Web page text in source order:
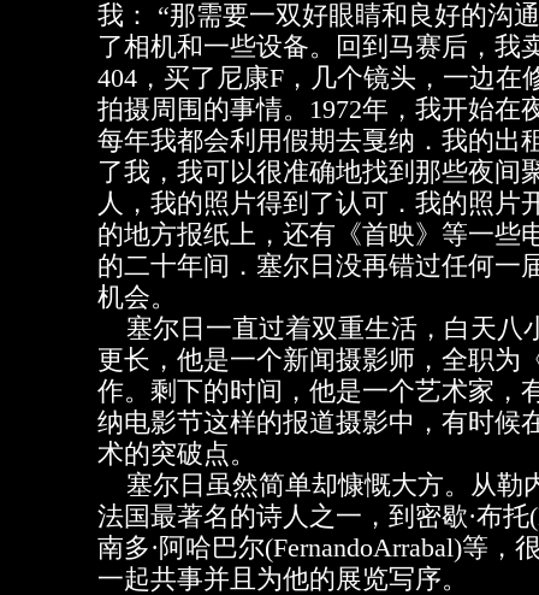
我： “那需要一双好眼睛和良好的沟
了相机和一些设备。回到马赛后，我
404，买了尼康F，几个镜头，一边在
拍摄周围的事情。1972年，我开始在
每年我都会利用假期去戛纳．我的出
了我，我可以很准确地找到那些夜间
人，我的照片得到了认可．我的照片
的地方报纸上，还有《首映》等一些
的二十年间．塞尔日没再错过任何一
机会。
塞尔日一直过着双重生活，白天八
更长，他是一个新闻摄影师，全职为
作。剩下的时间，他是一个艺术家，
纳电影节这样的报道摄影中，有时候
术的突破点。
塞尔日虽然简单却慷慨大方。从勒
法国最著名的诗人之一，到密歇·布
南多·阿哈巴尔(FernandoArrabal)等，
一起共事并且为他的展览写序。